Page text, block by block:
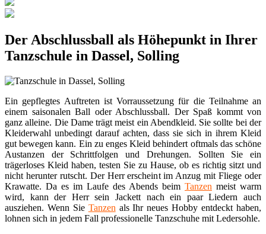
Der Abschlussball als Höhepunkt in Ihrer
Tanzschule in Dassel, Solling
Ein gepflegtes Auftreten ist Vorraussetzung für die Teilnahme an
einem saisonalen Ball oder Abschlussball. Der Spaß kommt von
ganz alleine. Die Dame trägt meist ein Abendkleid. Sie sollte bei der
Kleiderwahl unbedingt darauf achten, dass sie sich in ihrem Kleid
gut bewegen kann. Ein zu enges Kleid behindert oftmals das schöne
Austanzen der Schrittfolgen und Drehungen. Sollten Sie ein
trägerloses Kleid haben, testen Sie zu Hause, ob es richtig sitzt und
nicht herunter rutscht. Der Herr erscheint im Anzug mit Fliege oder
Krawatte. Da es im Laufe des Abends beim Tanzen meist warm
wird, kann der Herr sein Jackett nach ein paar Liedern auch
ausziehen. Wenn Sie Tanzen als Ihr neues Hobby entdeckt haben,
lohnen sich in jedem Fall professionelle Tanzschuhe mit Ledersohle.